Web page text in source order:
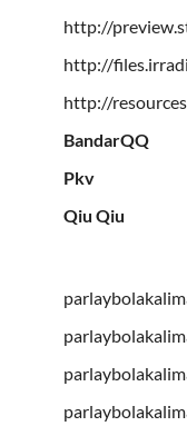
http://
http://
http://
BandarQQ
Pkv
Qiu Qiu